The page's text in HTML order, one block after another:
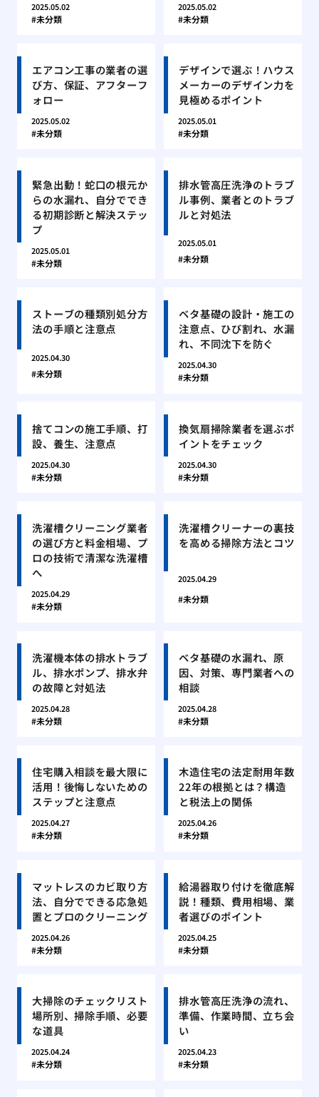
2025.05.02
未分類
2025.05.02
未分類
エアコン工事の業者の選
び方、保証、アフターフ
ォロー
2025.05.02
未分類
デザインで選ぶ！ハウス
メーカーのデザイン力を
見極めるポイント
2025.05.01
未分類
緊急出動！蛇口の根元か
らの水漏れ、自分ででき
る初期診断と解決ステッ
プ
2025.05.01
未分類
排水管高圧洗浄のトラブ
ル事例、業者とのトラブ
ルと対処法
2025.05.01
未分類
ストーブの種類別処分方
法の手順と注意点
2025.04.30
未分類
ベタ基礎の設計・施工の
注意点、ひび割れ、水漏
れ、不同沈下を防ぐ
2025.04.30
未分類
捨てコンの施工手順、打
設、養生、注意点
2025.04.30
未分類
換気扇掃除業者を選ぶポ
イントをチェック
2025.04.30
未分類
洗濯槽クリーニング業者
の選び方と料金相場、プ
ロの技術で清潔な洗濯槽
へ
2025.04.29
未分類
洗濯槽クリーナーの裏技
を高める掃除方法とコツ
2025.04.29
未分類
洗濯機本体の排水トラブ
ル、排水ポンプ、排水弁
の故障と対処法
2025.04.28
未分類
ベタ基礎の水漏れ、原
因、対策、専門業者への
相談
2025.04.28
未分類
住宅購入相談を最大限に
活用！後悔しないための
ステップと注意点
2025.04.27
未分類
木造住宅の法定耐用年数
22年の根拠とは？構造
と税法上の関係
2025.04.26
未分類
マットレスのカビ取り方
法、自分でできる応急処
置とプロのクリーニング
2025.04.26
未分類
給湯器取り付けを徹底解
説！種類、費用相場、業
者選びのポイント
2025.04.25
未分類
大掃除のチェックリスト
場所別、掃除手順、必要
な道具
2025.04.24
未分類
排水管高圧洗浄の流れ、
準備、作業時間、立ち会
い
2025.04.23
未分類